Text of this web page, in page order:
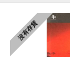
沒有存貨